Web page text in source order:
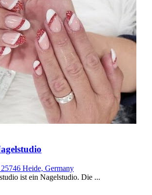
Heide, Germany
ist ein Nagelstudio. Die ...